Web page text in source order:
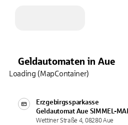
Geldautomaten in Aue
Erzgebirgssparkasse
Geldautomat Aue SIMMEL-
Wettiner Straße 4, 08280 Aue
Loading (MapContainer)